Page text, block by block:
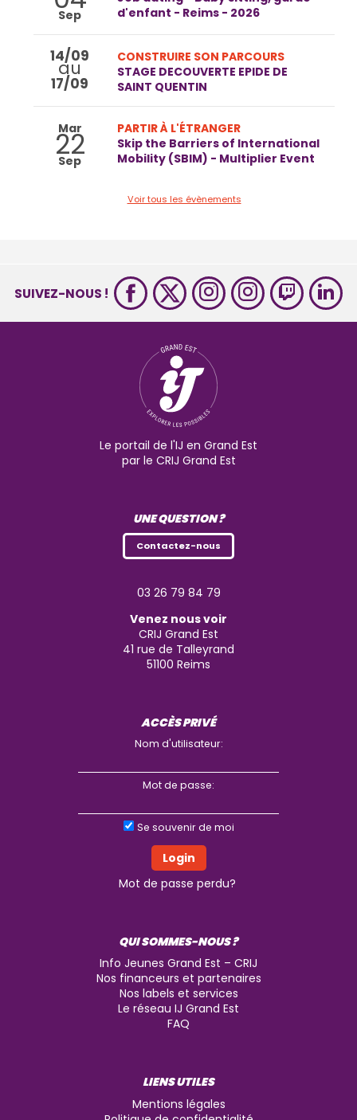
Sep
d'enfant - Reims - 2026
14/09
au
17/09
CONSTRUIRE SON PARCOURS
STAGE DECOUVERTE EPIDE DE
SAINT QUENTIN
Mar
22
Sep
PARTIR À L'ÉTRANGER
Skip the Barriers of International
Mobility (SBIM) - Multiplier Event
Voir tous les évènements
SUIVEZ-NOUS !
Le portail de l'IJ en Grand Est
par le CRIJ Grand Est
UNE QUESTION ?
Contactez-nous
03 26 79 84 79
Venez nous voir
CRIJ Grand Est
41 rue de Talleyrand
51100 Reims
ACCÈS PRIVÉ
Nom d'utilisateur:
Mot de passe:
Se souvenir de moi
Mot de passe perdu?
QUI SOMMES-NOUS ?
Info Jeunes Grand Est – CRIJ
Nos financeurs et partenaires
Nos labels et services
Le réseau IJ Grand Est
FAQ
LIENS UTILES
Mentions légales